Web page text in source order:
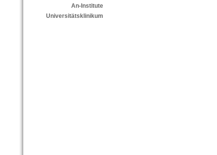
An-Institute
Universitätsklinikum